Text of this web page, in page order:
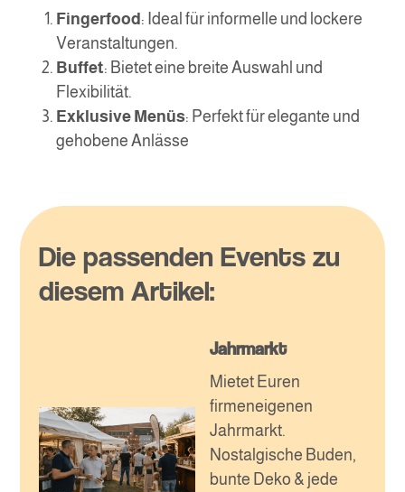
Fingerfood : Ideal für informelle und lockere
Veranstaltungen.
Buffet: Bietet eine breite Auswahl und
Flexibilität.
Exklusive Menüs: Perfekt für elegante und
gehobene Anlässe
Die passenden Events zu
diesem Artikel:
Jahrmarkt
Mietet Euren
firmeneigenen
Jahrmarkt.
Nostalgische Buden,
bunte Deko & jede